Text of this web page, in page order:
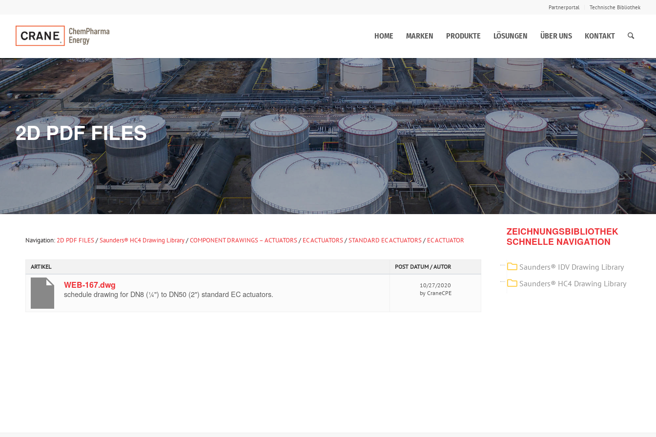
Partnerportal Technische Bibliothek
HOME MARKEN PRODUKTE LÖSUNGEN ÜBER UNS KONTAKT
2D PDF FILES
Navigation: 2D PDF FILES/Saunders® HC4 Drawing Library/COMPONENT DRAWINGS – ACTUATORS/ EC ACTUATORS/STANDARD EC ACTUATORS/ EC ACTUATOR
ARTIKEL POST DATUM / AUTOR
WEB-167.dwg
schedule drawing for DN8 (¼") to DN50 (2") standard EC actuators.
10/27/2020
by CraneCPE
ZEICHNUNGSBIBLIOTHEK
SCHNELLE NAVIGATION
Saunders® IDV Drawing Library
Saunders® HC4 Drawing Library